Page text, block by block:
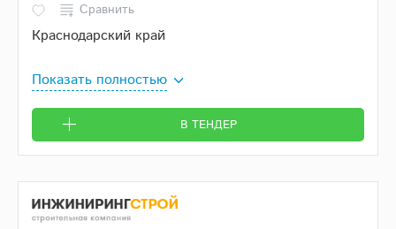
Сравнить
Краснодарский край
Показать полностью
В ТЕНДЕР